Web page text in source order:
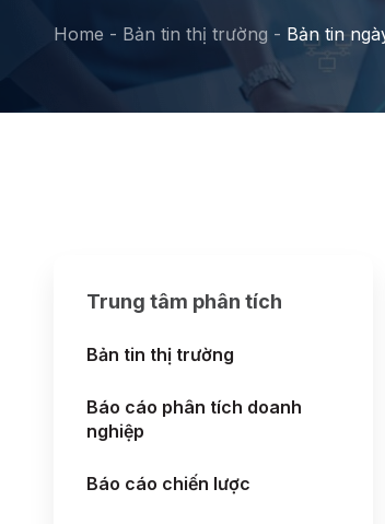
Home - Bản tin thị trường - Bản tin
Trung tâm phân tích
Bản tin thị trường
Báo cáo phân tích doanh
nghiệp
Báo cáo chiến lược